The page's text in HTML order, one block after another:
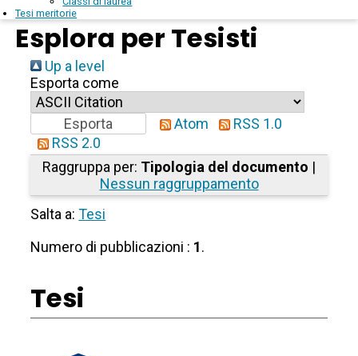
Tesi meritorie
Esplora per Tesisti
Up a level
Esporta come
Atom
RSS 1.0
RSS 2.0
Raggruppa per: Tipologia del documento |
Nessun raggruppamento
Salta a:Tesi
Numero di pubblicazioni : 1.
Tesi